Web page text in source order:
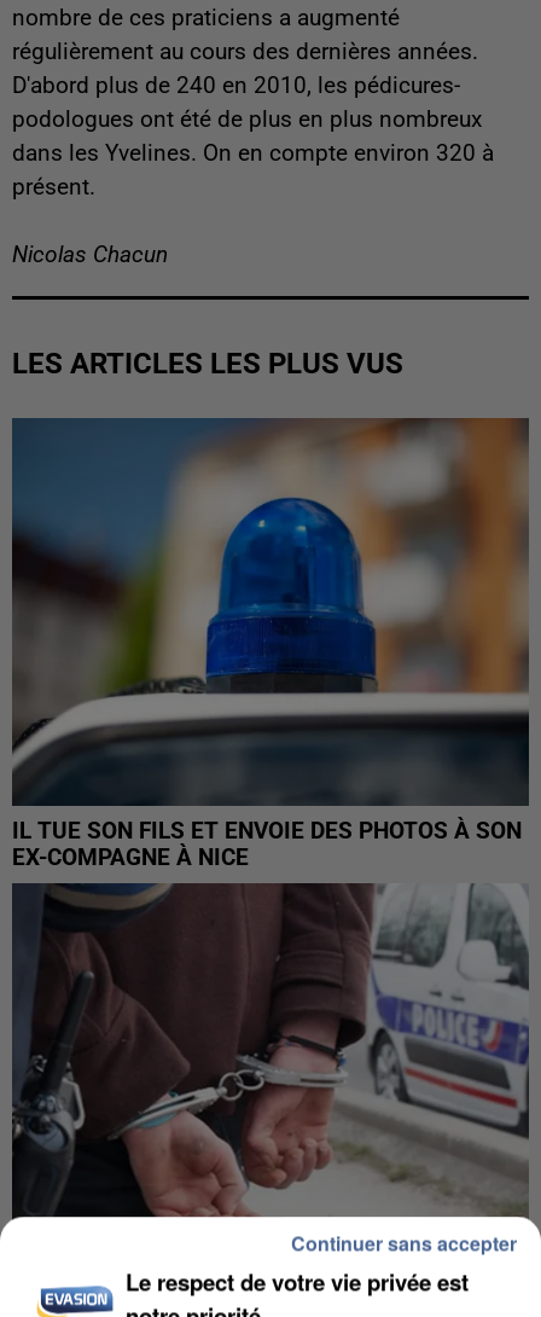
nombre de ces praticiens a augmenté
régulièrement au cours des dernières années.
D'abord plus de 240 en 2010, les pédicures-
podologues ont été de plus en plus nombreux
dans les Yvelines. On en compte environ 320 à
présent.
Nicolas Chacun
LES ARTICLES LES PLUS VUS
IL TUE SON FILS ET ENVOIE DES PHOTOS À SON
EX-COMPAGNE À NICE
L’UN DES FONDATEURS SUPPOSÉS DE LA DZ
Le respect de votre vie privée est
Continuer sans accepter